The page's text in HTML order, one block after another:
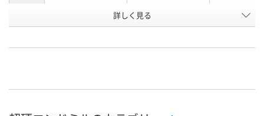
直送品
詳しく見る